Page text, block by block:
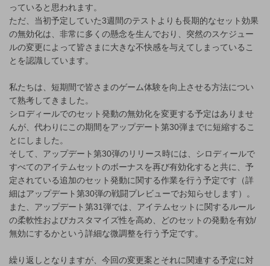
っていると思われます。
ただ、当初予定していた3週間のテストよりも長期的なセット効果
の無効化は、非常に多くの懸念を生んでおり、突然のスケジュー
ルの変更によって皆さまに大きな不快感を与えてしまっているこ
とを認識しています。
私たちは、短期間で皆さまのゲーム体験を向上させる方法につい
て熟考してきました。
シロディールでのセット発動の無効化を変更する予定はありませ
んが、代わりにこの期間をアップデート第30弾までに短縮するこ
とにしました。
そして、アップデート第30弾のリリース時には、シロディールで
すべてのアイテムセットのボーナスを再び有効化すると共に、予
定されている追加のセット発動に関する作業を行う予定です（詳
細はアップデート第30弾の戦闘プレビューでお知らせします）。
また、アップデート第31弾では、アイテムセットに関するルール
の柔軟性およびカスタマイズ性を高め、どのセットの発動を有効/
無効にするかという詳細な微調整を行う予定です。
繰り返しとなりますが、今回の変更案とそれに関連する予定に対